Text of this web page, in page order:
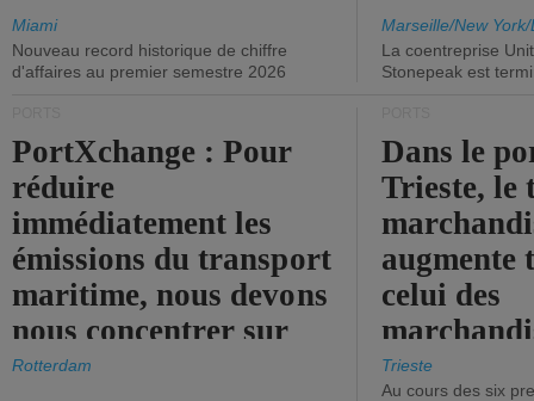
Miami
Nouveau record historique de chiffre
d'affaires au premier semestre 2026
Marseille/New
La coentreprise
Stonepeak est
PortXchange : Pour
réduire
immédiatement les
émissions du transport
maritime, nous devons
nous concentrer sur
les ports.
Rotterdam
Dans le
Trieste, le
augmente
celui des
diminue.
Trieste
Au cours des six